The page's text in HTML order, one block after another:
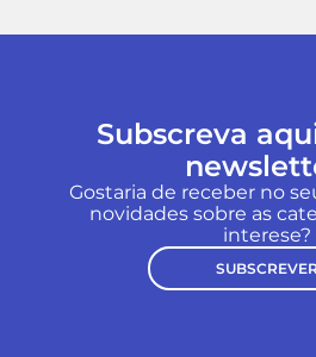
Subscreva
Gostaria de receber no
novidades sobre as
interese?
SUBSCREVER